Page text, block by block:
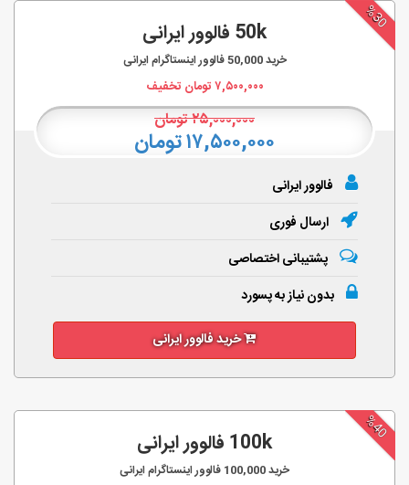
%30
50k فالوور ایرانی
خرید50,000فالوور اینستاگرام ایرانی
۷,۵۰۰,۰۰۰تومان تخفیف
۲۵,۰۰۰,۰۰۰تومان
۱۷,۵۰۰,۰۰۰ تومان
فالوور ایرانی
ارسال فوری
پشتیبانی اختصاصی
بدون نیاز به پسورد
خرید فالوور ایرانی
%40
100k فالوور ایرانی
خرید100,000 فالوور اینستاگرام ایرانی